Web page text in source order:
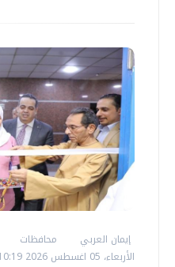
إيمان العربي
محافظات
الأربعاء، 05 اغسطس 2026 10:19 م